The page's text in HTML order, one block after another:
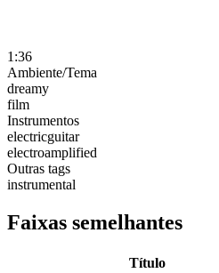
1:36
Ambiente/Tema
dreamy
film
Instrumentos
electricguitar
electroamplified
Outras tags
instrumental
Faixas semelhantes
Título